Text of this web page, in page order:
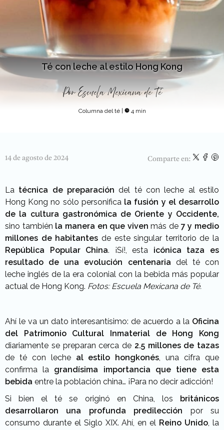
Té con leche al estilo Hong Kong
PorEscuela Mexicana de Té
Columna del té | 4 min
14 de agosto de 2024 Comparte en:
La técnica de preparación del té con leche al estilo
Hong Kong no sólo personifica la fusión y el desarrollo
de la cultura gastronómica de Oriente y Occidente,
sino también la manera en que viven más de 7 y medio
millones de habitantes de este singular territorio de la
República Popular China. ¡Sí!, esta icónica taza es
resultado de una evolución centenaria del té con
leche inglés de la era colonial con la bebida más popular
actual de Hong Kong. Fotos: Escuela Mexicana de Té.
Ahí le va un dato interesantísimo: de acuerdo a la Oficina
del Patrimonio Cultural Inmaterial de Hong Kong
diariamente se preparan cerca de 2.5 millones de tazas
de té con leche al estilo hongkonés , una cifra que
confirma la grandísima importancia que tiene esta
bebida entre la población china… ¡Para no decir adicción!
Si bien el té se originó en China, los británicos
desarrollaron una profunda predilección por su
consumo durante el Siglo XIX. Ahí, en el Reino Unido , la